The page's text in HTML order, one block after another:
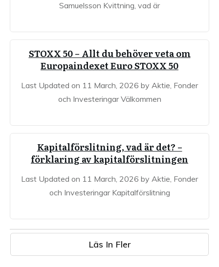
Samuelsson Kvittning, vad är
STOXX 50 – Allt du behöver veta om
Europaindexet Euro STOXX 50
Last Updated on 11 March, 2026 by Aktie, Fonder
och Investeringar Välkommen
Kapitalförslitning, vad är det? –
förklaring av kapitalförslitningen
Last Updated on 11 March, 2026 by Aktie, Fonder
och Investeringar Kapitalförslitning
Läs In Fler